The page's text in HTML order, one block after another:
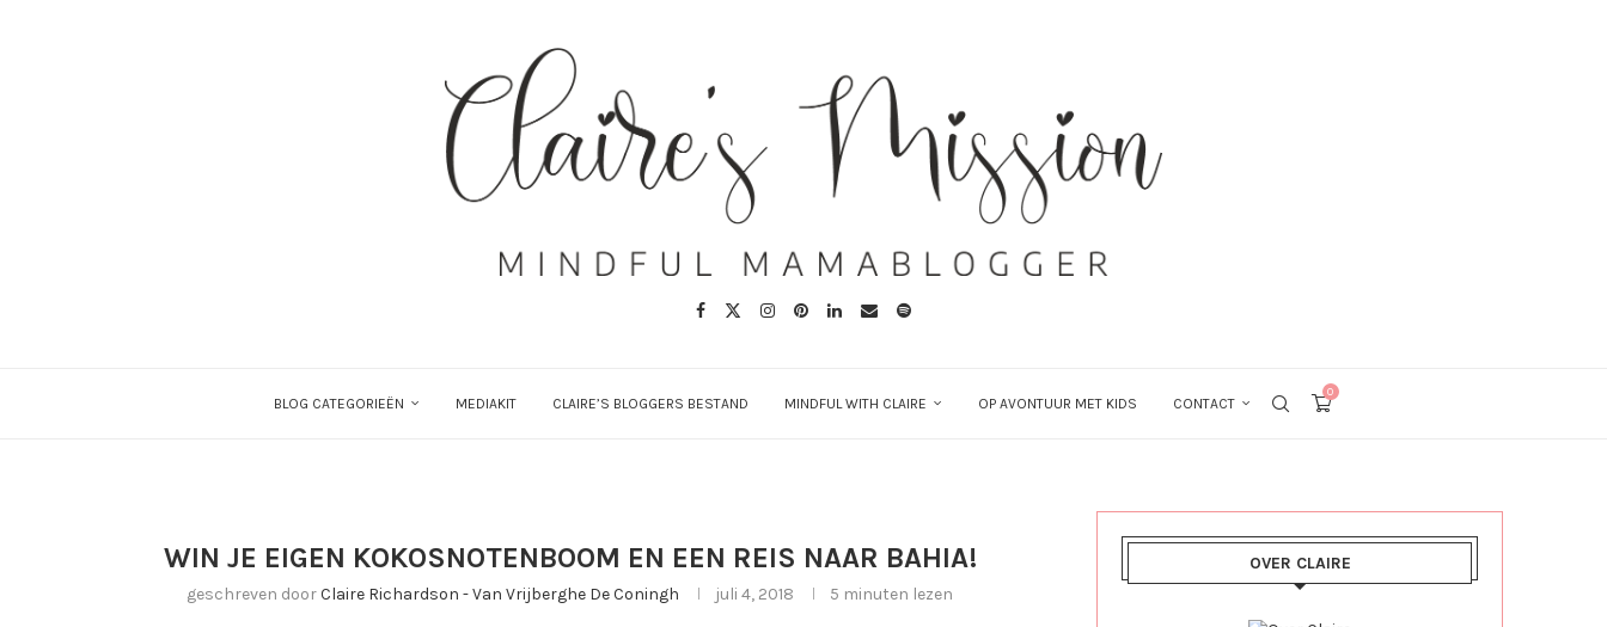
BLOG CATEGORIEËN MEDIAKIT CLAIRE’S BLOGGERS BESTAND MINDFUL WITH CLAIRE OP AVONTUUR MET KIDS CONTACT
0
WIN JE EIGEN KOKOSNOTENBOOM EN EEN REIS NAAR BAHIA!
geschreven doorClaire Richardson - Van Vrijberghe De Coningh juli 4, 2018 5 minuten lezen
OVER CLAIRE